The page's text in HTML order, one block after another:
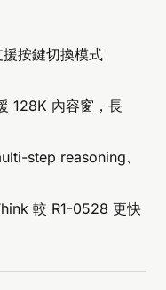
按鍵切換模式
128K 內容窗，長
step reasoning、
較 R1-0528 更快